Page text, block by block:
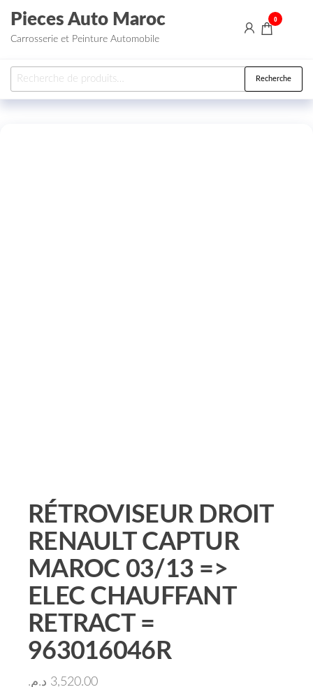
Aller au contenu
Pieces Auto Maroc
Carrosserie et Peinture Automobile
0
Recherche pour : Recherche
RÉTROVISEUR DROIT
RENAULT CAPTUR
MAROC 03/13 =>
ELEC CHAUFFANT
RETRACT =
963016046R
3,520.00 د.م.